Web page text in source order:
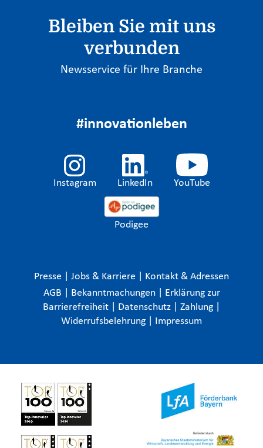
Bleiben Sie mit uns
verbunden
Newsservice für Ihre Branche
#innovationleben
Instagram LinkedIn YouTube
Podigee
Presse Jobs & Karriere
Kontakt & Adressen
AGB
Bekanntmachungen
Erklärung zur
Barrierefreiheit
Datenschutz Zahlung
Widerrufsbelehrung
Impressum